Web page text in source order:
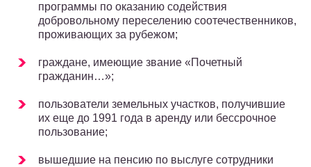
программы по оказанию содействия
добровольному переселению соотечественников,
проживающих за рубежом;
граждане, имеющие звание «Почетный
гражданин…»;
пользователи земельных участков, получившие
их еще до 1991 года в аренду или бессрочное
пользование;
вышедшие на пенсию по выслуге сотрудники